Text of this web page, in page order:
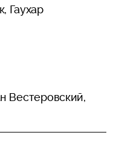
Гаухар
Вестеровский,